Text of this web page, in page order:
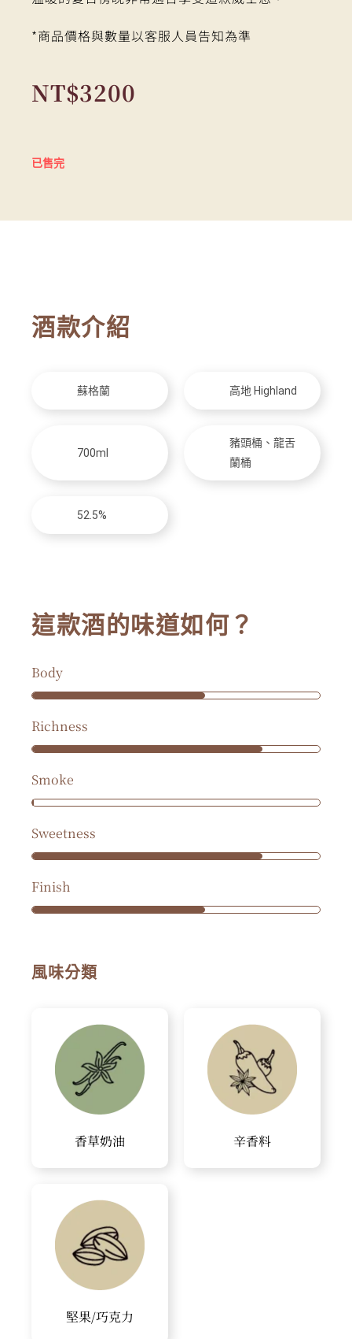
*商品價格與數量以客服人員告知為準
NT$3200
已售完
酒款介紹
蘇格蘭 高地 Highland
700ml
豬頭桶、龍舌
蘭桶
52.5%
這款酒的味道如何？
Body
Richness
Smoke
Sweetness
Finish
風味分類
香草奶油 辛香料
堅果/巧克力